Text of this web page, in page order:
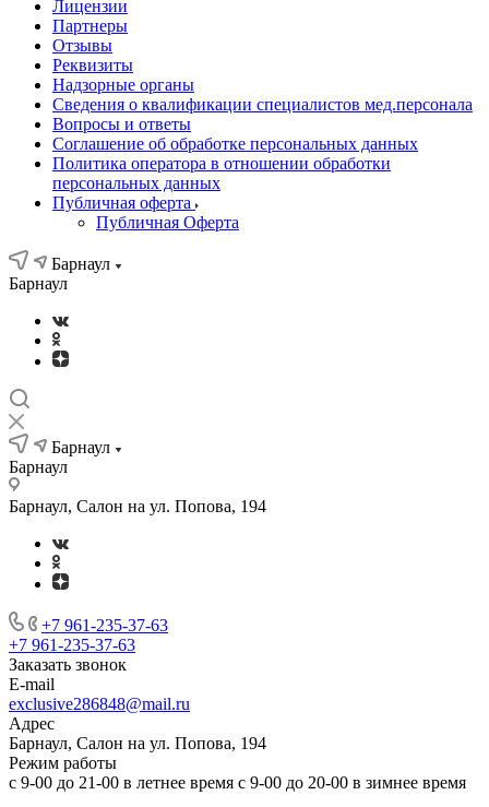
Лицензии
Партнеры
Отзывы
Реквизиты
Надзорные органы
Сведения о квалификации специалистов мед.персонала
Вопросы и ответы
Соглашение об обработке персональных данных
Политика оператора в отношении обработки
персональных данных
Публичная оферта
Публичная Оферта
Барнаул
Барнаул
Барнаул
Барнаул
Барнаул, Салон на ул. Попова, 194
+7 961-235-37-63
+7 961-235-37-63
Заказать звонок
E-mail
exclusive286848@mail.ru
Адрес
Барнаул, Салон на ул. Попова, 194
Режим работы
с 9-00 до 21-00 в летнее время с 9-00 до 20-00 в зимнее время